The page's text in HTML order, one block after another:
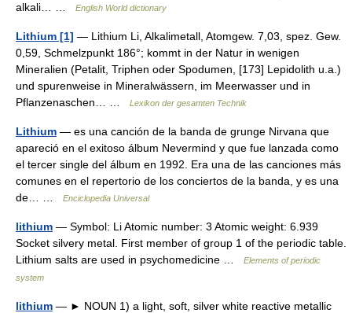
alkali… …
English World dictionary
Lithium [1] — Lithium Li, Alkalimetall, Atomgew. 7,03, spez. Gew.
0,59, Schmelzpunkt 186°; kommt in der Natur in wenigen
Mineralien (Petalit, Triphen oder Spodumen, [173] Lepidolith u.a.)
und spurenweise in Mineralwässern, im Meerwasser und in
Pflanzenaschen… …
Lexikon der gesamten Technik
Lithium — es una canción de la banda de grunge Nirvana que
apareció en el exitoso álbum Nevermind y que fue lanzada como
el tercer single del álbum en 1992. Era una de las canciones más
comunes en el repertorio de los conciertos de la banda, y es una
de… …
Enciclopedia Universal
lithium — Symbol: Li Atomic number: 3 Atomic weight: 6.939
Socket silvery metal. First member of group 1 of the periodic table.
Lithium salts are used in psychomedicine …
Elements of periodic
system
lithium — ► NOUN 1) a light, soft, silver white reactive metallic